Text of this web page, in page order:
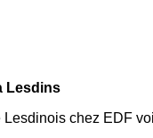
Lesdins
chez EDF